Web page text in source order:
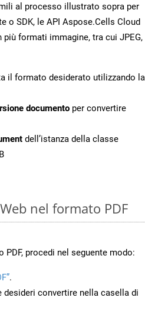
al processo illustrato sopra per
o SDK, le API Aspose.Cells Cloud
formati immagine, tra cui JPEG,
il formato desiderato utilizzando la
documento per convertire
dell’istanza della classe
nel formato PDF
PDF, procedi nel seguente modo:
.
desideri convertire nella casella di